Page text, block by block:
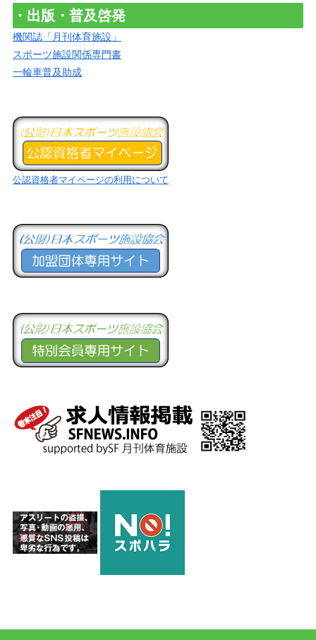
・出版・普及啓発
機関誌「月刊体育施設」
スポーツ施設関係専門書
一輪車普及助成
公認資格者マイページの利用について